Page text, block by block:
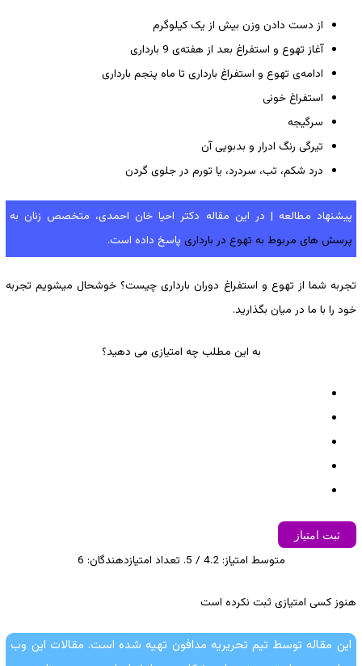
از دست دادن وزن بیش از یک کیلوگرم
آغاز تهوع و استفراغ بعد از هفته‌ی 9 بارداری
ادامه‌ی تهوع و استفراغ بارداری تا ماه پنجم بارداری
استفراغ خونی
سرگیجه
تیرگی رنگ ادرار و بدبویی آن
درد شکم، تب، سردرد، یا تورم در جلوی گردن​
پیشنهاد مطالعه | در این مقاله دکتر احیا خان احمدی، متخصص زنان به
پرسش های مربوط به تهوع در بارداری پاسخ داده است.
تجربه شما از تهوع و استفراغ دوران بارداری چیست؟ خوشحال میشویم تجربه
خود را با ما در میان بگذارید.
به این مطلب چه امتیازی می دهید؟
ثبت امتیاز
متوسط امتیاز:4.2 / 5. تعداد امتیازدهندگان: 6
هنوز کسی امتیازی ثبت نکرده است
این مقاله توسط تیم تحریریه مدافون تهیه شده است. مقالات این وب